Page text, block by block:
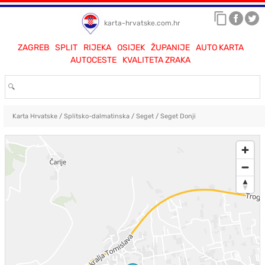
karta-hrvatske.com.hr
ZAGREB SPLIT RIJEKA OSIJEK ŽUPANIJE
AUTO KARTA
AUTOCESTE
KVALITETA ZRAKA
Karta Hrvatske/ Splitsko-dalmatinska/ Seget/ Seget Donji